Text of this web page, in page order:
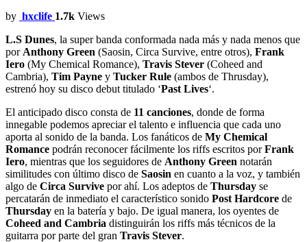
by hxclife 1.7k Views
L.S Dunes, la super banda conformada nada más y nada menos que
por Anthony Green (Saosin, Circa Survive, entre otros), Frank
Iero (My Chemical Romance), Travis Stever (Coheed and
Cambria), Tim Payne y Tucker Rule (ambos de Thrusday),
estrenó hoy su disco debut titulado ‘Past Lives‘.
El anticipado disco consta de 11 canciones, donde de forma
innegable podemos apreciar el talento e influencia que cada uno
aporta al sonido de la banda. Los fanáticos de My Chemical
Romance podrán reconocer fácilmente los riffs escritos porFrank
Iero, mientras que los seguidores de Anthony Green notarán
similitudes con último disco de Saosin en cuanto a la voz, y también
algo de Circa Survive por ahí. Los adeptos de Thursday se
percatarán de inmediato el característico sonido Post Hardcore de
Thursday en la batería y bajo. De igual manera, los oyentes de
Coheed and Cambria distinguirán los riffs más técnicos de la
guitarra por parte del gran Travis Stever.